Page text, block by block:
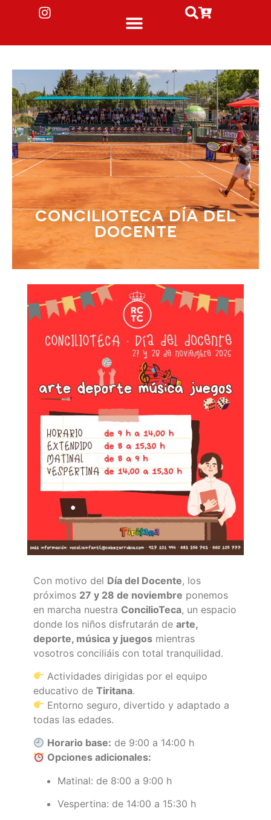
CONCILIOTECA DÍA DEL
DOCENTE
Con motivo del Día del Docente, los
próximos 27 y 28 de noviembre ponemos
en marcha nuestra ConcilioTeca, un espacio
donde los niños disfrutarán de arte,
deporte, música y juegos mientras
vosotros conciliáis con total tranquilidad.
Actividades dirigidas por el equipo
educativo de Tiritana.
Entorno seguro, divertido y adaptado a
todas las edades.
Horario base: de 9:00 a 14:00 h
Opciones adicionales:
Matinal: de 8:00 a 9:00 h
Vespertina: de 14:00 a 15:30 h